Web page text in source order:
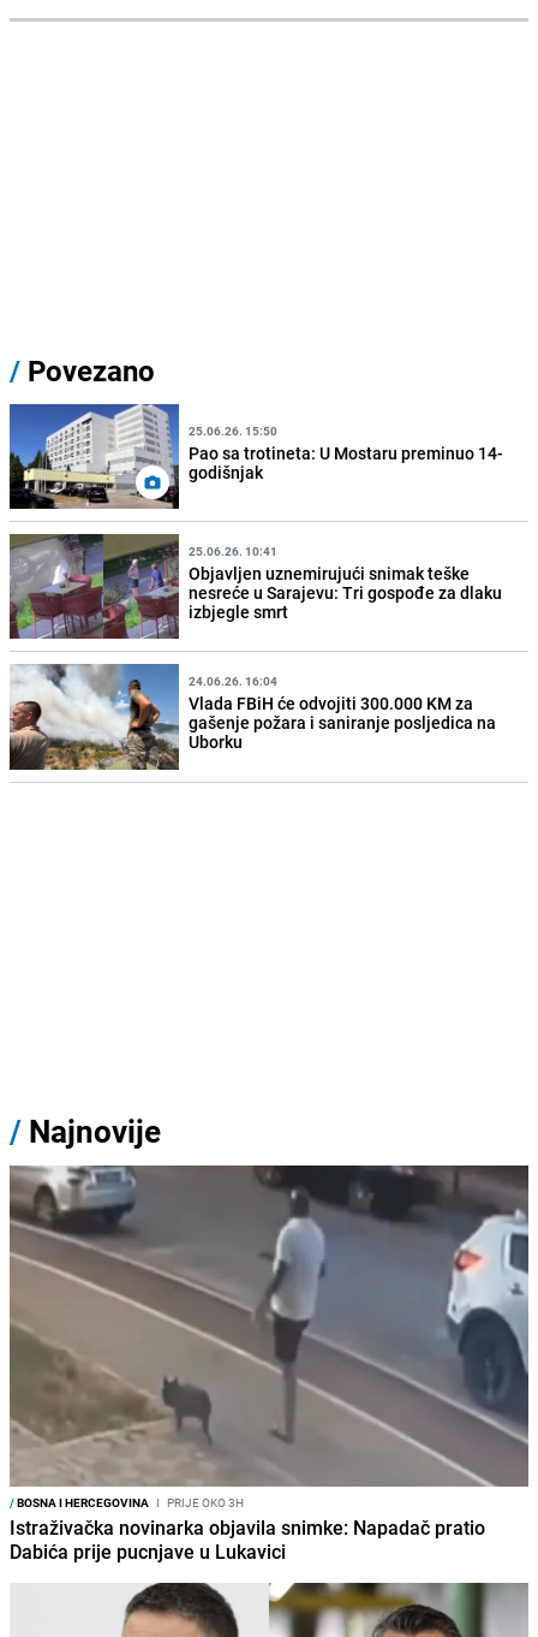
/ Povezano
25.06.26. 15:50
Pao sa trotineta: U Mostaru preminuo 14-
godišnjak
25.06.26. 10:41
Objavljen uznemirujući snimak teške
nesreće u Sarajevu: Tri gospođe za dlaku
izbjegle smrt
24.06.26. 16:04
Vlada FBiH će odvojiti 300.000 KM za
gašenje požara i saniranje posljedica na
Uborku
/ Najnovije
/BOSNA I HERCEGOVINA I PRIJE OKO 3H
Istraživačka novinarka objavila snimke: Napadač pratio
Dabića prije pucnjave u Lukavici